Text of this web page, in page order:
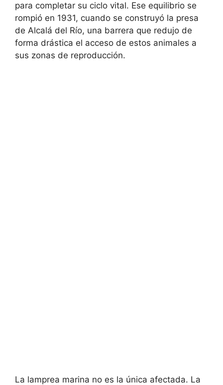
para completar su ciclo vital. Ese equilibrio se
rompió en 1931, cuando se construyó la presa
de Alcalá del Río, una barrera que redujo de
forma drástica el acceso de estos animales a
sus zonas de reproducción.
La lamprea marina no es la única afectada. La